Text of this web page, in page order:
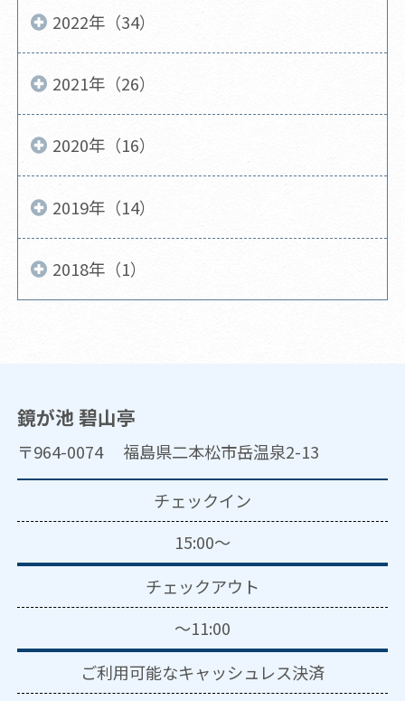
2022年（34）
2021年（26）
2020年（16）
2019年（14）
2018年（1）
鏡が池 碧山亭
〒964-0074 福島県二本松市岳温泉2-13
チェックイン
15:00～
チェックアウト
～11:00
ご利用可能なキャッシュレス決済